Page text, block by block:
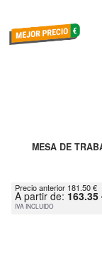
MESA DE
Precio anterior 181.50 €
A partir de: 163.35
IVA INCLUIDO